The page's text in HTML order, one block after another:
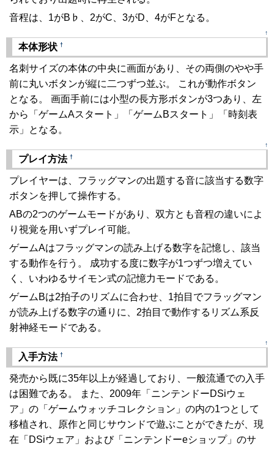
音程は、1がB♭、2がC、3がD、4がFとなる。
↑
本体形状 †
名刺サイズの本体の中央に画面があり、その両側のやや手
前に丸いボタンが縦に二つずつ並ぶ。 これが動作ボタン
となる。 画面手前には小型の長方形ボタンが3つあり、左
から「ゲームAスタート」「ゲームBスタート」「時刻表
示」となる。
↑
プレイ方法 †
プレイヤーは、フラッグマンの出題する音に該当する数字
ボタンを押して操作する。
ABの2つのゲームモードがあり、双方とも音程の違いによ
り視覚を用いずプレイ可能。
ゲームAはフラッグマンの読み上げる数字を記憶し、該当
する動作を行う。 成功する度に数字が1つずつ増えてい
く、いわゆるサイモン式の記憶力モードである。
ゲームBは2拍子のリズムに合わせ、1拍目でフラッグマン
が読み上げる数字の通りに、2拍目で動作するリズム系反
射神経モードである。
↑
入手方法 †
発売から既に35年以上が経過しており、一般流通での入手
は困難である。 また、2009年「ニンテンドーDSiウェ
ア」の「ゲームウォッチコレクション」の内の1つとして
移植され、原作と同じサウンドで遊ぶことができたが、現
在「DSiウェア」および「ニンテンドーeショップ」のサ